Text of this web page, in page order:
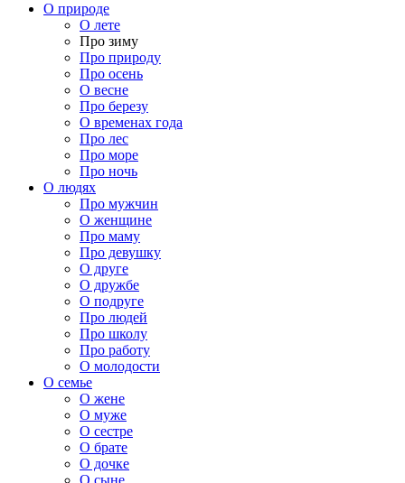
О природе
О лете
Про зиму
Про природу
Про осень
О весне
Про березу
О временах года
Про лес
Про море
Про ночь
О людях
Про мужчин
О женщине
Про маму
Про девушку
О друге
О дружбе
О подруге
Про людей
Про школу
Про работу
О молодости
О семье
О жене
О муже
О сестре
О брате
О дочке
О сыне